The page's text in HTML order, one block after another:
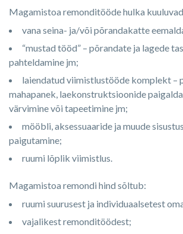
Magamistoa remonditööde hulka
vana seina- ja/või põrandakatte
“mustad tööd” – põrandate ja lagede
pahteldamine jm;
laiendatud viimistlustööde komplekt –
mahapanek, laekonstruktsioonide
värvimine või tapeetimine jm;
mööbli, aksessuaaride ja muude
paigutamine;
ruumi lõplik viimistlus.
Magamistoa remondi hind sõltub:
ruumi suurusest ja individuaalsetest
vajalikest remonditöödest;